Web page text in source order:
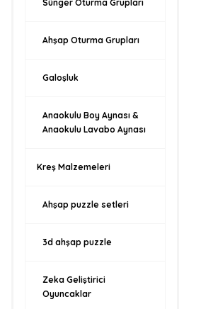
Sünger Oturma Grupları
Ahşap Oturma Grupları
Galoşluk
Anaokulu Boy Aynası &
Anaokulu Lavabo Aynası
Kreş Malzemeleri
Ahşap puzzle setleri
3d ahşap puzzle
Zeka Geliştirici
Oyuncaklar